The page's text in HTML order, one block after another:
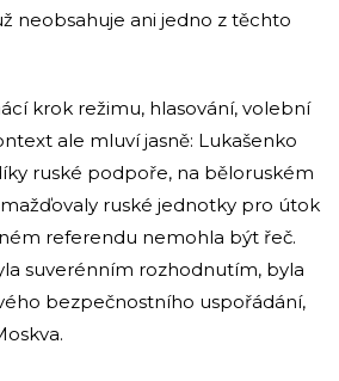
neobsahuje ani jedno z těchto
krok režimu, hlasování, volební
ale mluví jasně: Lukašenko
ruské podpoře, na běloruském
ruské jednotky pro útok
referendu nemohla být řeč.
suverénním rozhodnutím, byla
bezpečnostního uspořádání,